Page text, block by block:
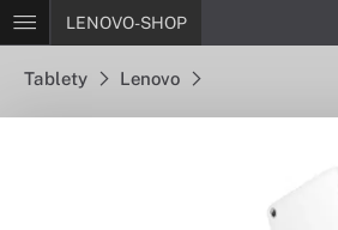
LENOVO-SHOP
Tablety Lenovo